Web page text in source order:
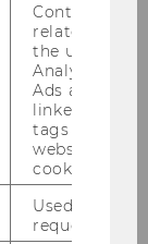
Contains
related
the user. If
Analytics and
Ads accounts
linked, the
tags on the
website read
cookie.
Used to
request rate.